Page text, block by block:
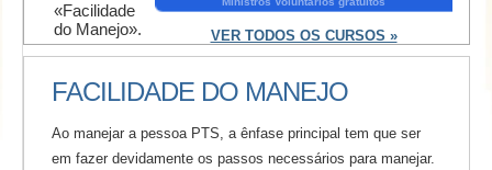
VER TODOS OS CURSOS »
«Facilidade
do Manejo».
FACILIDADE DO MANEJO
Ao manejar a pessoa PTS, a ênfase principal tem que ser
em fazer devidamente os passos necessários para manejar.